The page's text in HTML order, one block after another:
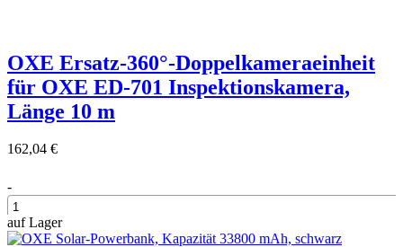
OXE Ersatz-360°-Doppelkameraeinheit
für OXE ED-701 Inspektionskamera,
Länge 10 m
162,04 €
-
+
auf Lager